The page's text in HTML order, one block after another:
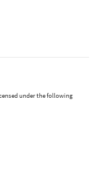
under the following